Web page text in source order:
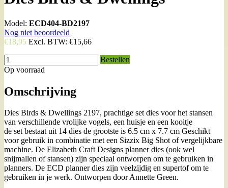
Model: ECD404-BD2197
Nog niet beoordeeld
€18,95 Excl. BTW: €15,66
Bestellen
Op voorraad
Omschrijving
Dies Birds & Dwellings 2197, prachtige set dies voor het stansen
van verschillende vrolijke vogels, een huisje en een kooitje
de set bestaat uit 14 dies de grootste is 6.5 cm x 7.7 cm Geschikt
voor gebruik in combinatie met een Sizzix Big Shot of vergelijkbare
machine. De Elizabeth Craft Designs planner dies (ook wel
snijmallen of stansen) zijn speciaal ontworpen om te gebruiken in
planners. De ECD planner dies zijn veelzijdig en supertof om te
gebruiken in je werk. Ontworpen door Annette Green.